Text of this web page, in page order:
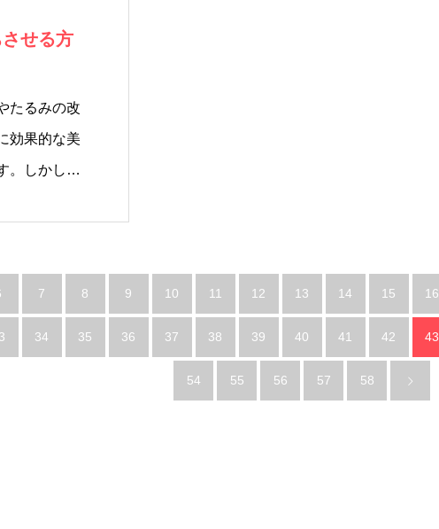
せる方
たるみの改
効果的な美
。しかし、
7 8 9 10 11 12 13 14 15 16
34 35 36 37 38 39 40 41 42 43
54 55 56 57 58